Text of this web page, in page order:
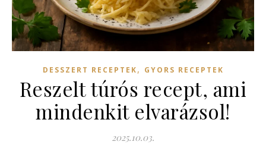
DESSZERT RECEPTEK, GYORS RECEPTEK
Reszelt túrós recept, ami
mindenkit elvarázsol!
2025.10.03.